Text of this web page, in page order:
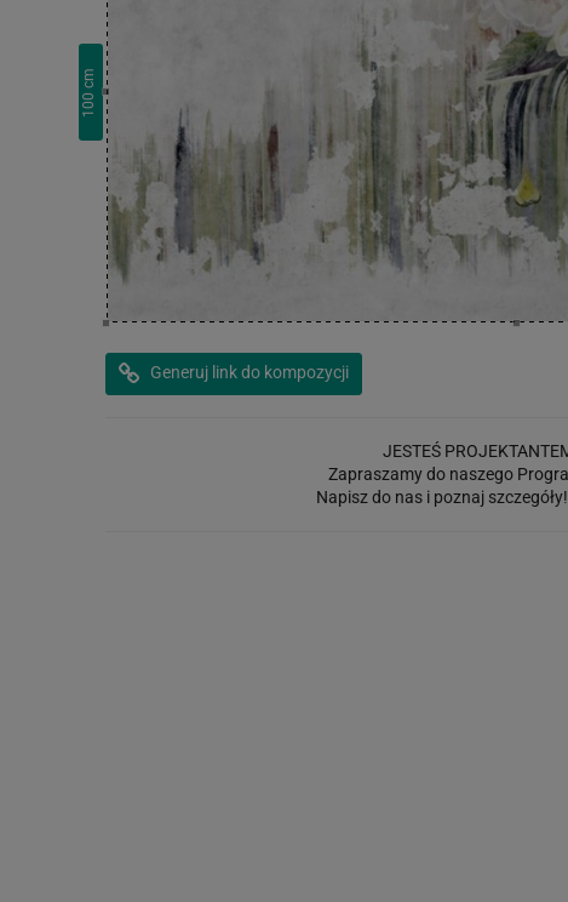
100
cm
Generuj link do kompozycji
JESTEŚ
Zapraszamy do naszego
Napisz do nas i poznaj szczegóły!